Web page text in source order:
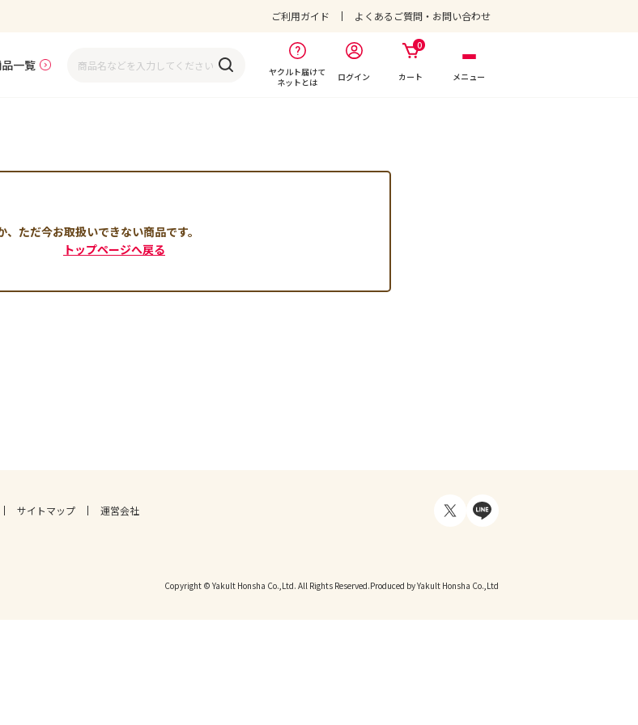
ご利用ガイド よくあるご質問・お問い合わせ
一覧
ヤクルト届けて
ネットとは
ログイン
0
カート メニュー
ただ今お取扱いできない商品です。
トップページへ戻る
サイトマップ 運営会社
Copyright © Yakult Honsha Co.,Ltd. All Rights Reserved.Produced by Yakult Honsha Co.,Ltd